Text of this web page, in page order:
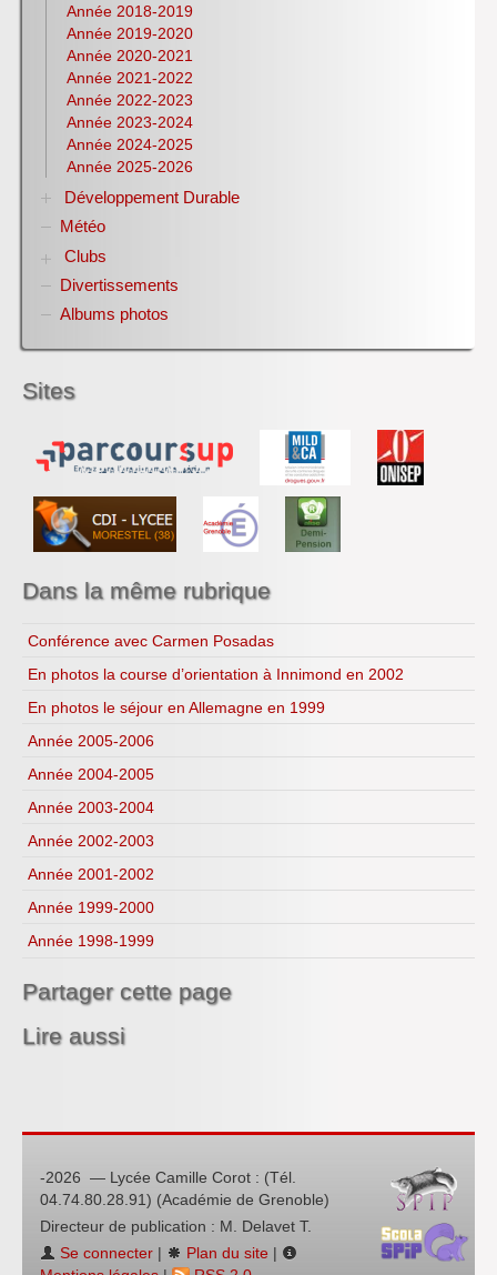
Physique-Chimie
Notices d’utilisation de logiciels
Olympiades nationales de la chimie
S.T.M.G.
S.N.T.
S.V.T
Lycéens au cinéma
CDI
H.L.P.
Année 2018-2019
Année 2019-2020
Année 2020-2021
Année 2021-2022
Année 2022-2023
Année 2023-2024
Année 2024-2025
Année 2025-2026
Développement Durable
Biodiversité
Club bien-être et biodiversité ANNEE DE LA
Conférences organisées par référent culture ROCA
Alain
Copenhague 2009
Recettes...
Ressources
Météo
Clubs
Club ZETETIQUE
Divertissements
Albums photos
Sites
Dans la même rubrique
Conférence avec Carmen Posadas
En photos la course d’orientation à Innimond en 2002
En photos le séjour en Allemagne en 1999
Année 2005-2006
Année 2004-2005
Année 2003-2004
Année 2002-2003
Année 2001-2002
Année 1999-2000
Année 1998-1999
Partager cette page
Lire aussi
-2026 — Lycée Camille Corot : (Tél.
04.74.80.28.91) (Académie de Grenoble)
Directeur de publication : M. Delavet T.
Se connecter | Plan du site |